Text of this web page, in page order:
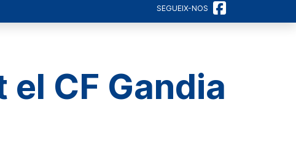
SEGUEIX-NOS
el CF Gandia